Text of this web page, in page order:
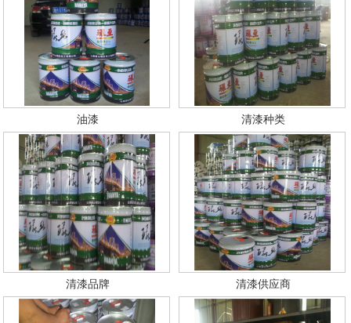
油漆 清漆种类
清漆品牌 清漆供应商